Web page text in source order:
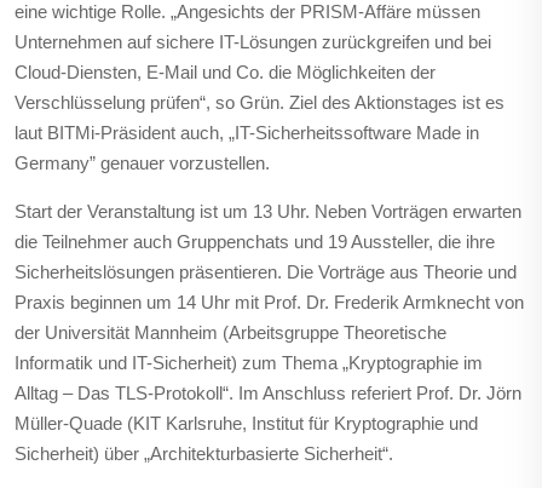
eine wichtige Rolle. „Angesichts der PRISM-Affäre müssen
Unternehmen auf sichere IT-Lösungen zurückgreifen und bei
Cloud-Diensten, E-Mail und Co. die Möglichkeiten der
Verschlüsselung prüfen“, so Grün. Ziel des Aktionstages ist es
laut BITMi-Präsident auch, „IT-Sicherheitssoftware Made in
Germany” genauer vorzustellen.
Start der Veranstaltung ist um 13 Uhr. Neben Vorträgen erwarten
die Teilnehmer auch Gruppenchats und 19 Aussteller, die ihre
Sicherheitslösungen präsentieren. Die Vorträge aus Theorie und
Praxis beginnen um 14 Uhr mit Prof. Dr. Frederik Armknecht von
der Universität Mannheim (Arbeitsgruppe Theoretische
Informatik und IT-Sicherheit) zum Thema „Kryptographie im
Alltag – Das TLS-Protokoll“. Im Anschluss referiert Prof. Dr. Jörn
Müller-Quade (KIT Karlsruhe, Institut für Kryptographie und
Sicherheit) über „Architekturbasierte Sicherheit“.